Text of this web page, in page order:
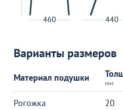
460 440
Варианты размеров
Материал подушки мм
Рогожка 20
Стол раздвижной Моден
белый муар 10
3